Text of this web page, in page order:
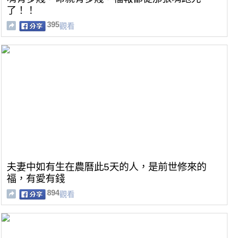
了！！
395觀看
夫妻中如有生在農曆此5天的人，是前世修來的
福，有愛有錢
894觀看